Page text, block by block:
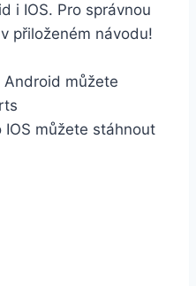
i IOS. Pro správnou
přiloženém návodu!
Android můžete
IOS můžete stáhnout